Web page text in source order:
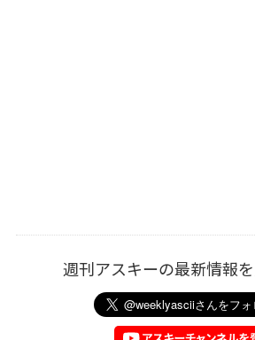
週刊アスキーの最新情報